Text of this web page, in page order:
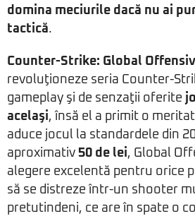
domina meciurile dacă nu ai
tactică.
Counter-Strike: Global
revoluţioneze seria Counter-
gameplay şi de senzaţii oferite
acelaşi, însă el a primit o
aduce jocul la standardele din
aproximativ 50 de lei, Global
alegere excelentă pentru orice
să se distreze într-un shooter
pretutindeni, ce are în spate o